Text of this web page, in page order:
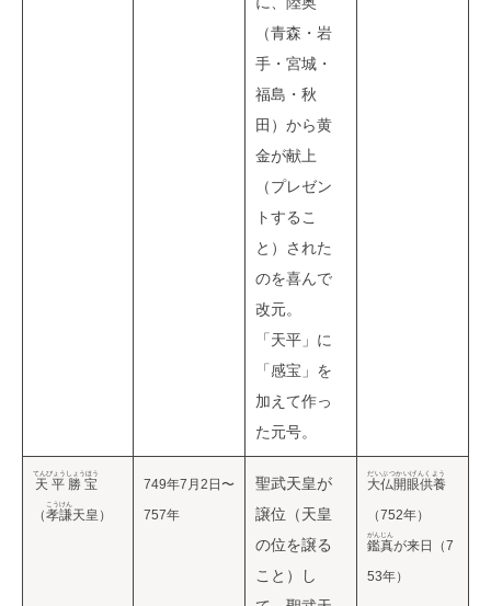
（青森・岩
手・宮城・
福島・秋
田）から黄
金が献上
（プレゼン
トするこ
と）された
のを喜んで
改元。
「天平」に
「感宝」を
加えて作っ
た元号。
天平勝宝
てんぴょうしょうほう
（孝謙
こうけん
天皇）
749年7月2日〜
757年
聖武天皇が
譲位（天皇
の位を譲る
こと）し
大仏開眼供養
だいぶつかいげんくよう
（752年）
鑑真
がんじん
が来日（7
53年）